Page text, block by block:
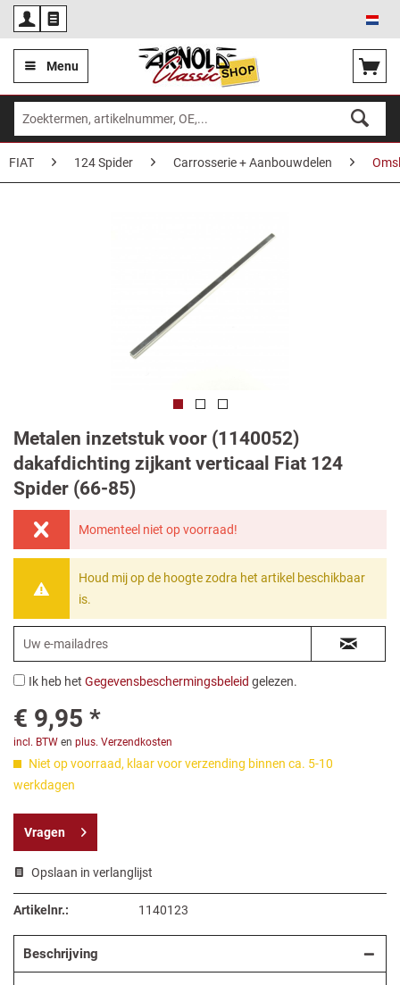
Menu
FIAT 124 Spider Carrosserie + Aanbouwdelen
Metalen inzetstuk voor (1140052)
dakafdichting zijkant verticaal Fiat 124
Spider (66-85)
Momenteel niet op voorraad!
Houd mij op de hoogte zodra het artikel beschikbaar
is.
Ik heb het Gegevensbeschermingsbeleid gelezen.
€ 9,95 *
incl. BTW en plus. Verzendkosten
Niet op voorraad, klaar voor verzending binnen ca. 5-10
werkdagen
Vragen
Opslaan in verlanglijst
Artikelnr.: 1140123
Beschrijving